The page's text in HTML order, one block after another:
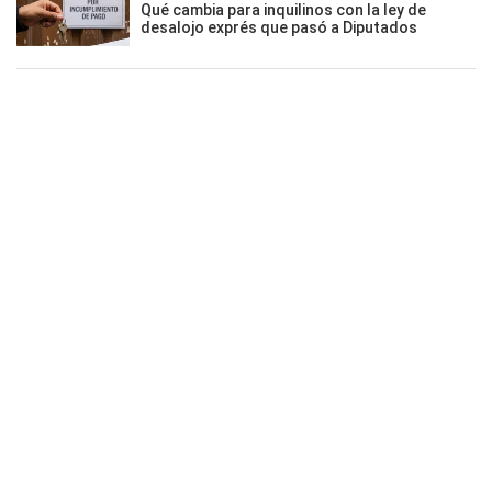
Qué cambia para inquilinos con la ley de
desalojo exprés que pasó a Diputados